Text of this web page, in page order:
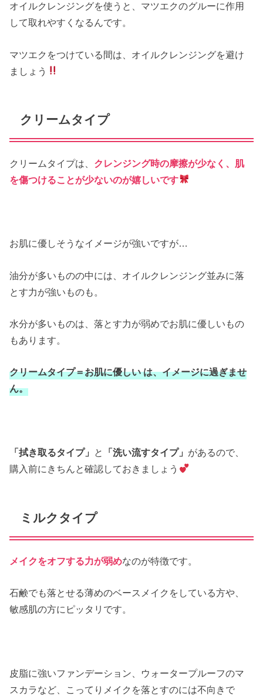
オイルクレンジングを使うと、マツエクのグルーに作用
して取れやすくなるんです。
マツエクをつけている間は、オイルクレンジングを避け
ましょう
クリームタイプ
クリームタイプは、 クレンジング時の摩擦が少なく、肌
を傷つけることが少ないのが嬉しいです
お肌に優しそうなイメージが強いですが…
油分が多いものの中には、オイルクレンジング並みに落
とす力が強いものも。
水分が多いものは、落とす力が弱めでお肌に優しいもの
もあります。
クリームタイプ＝お肌に優しい は、イメージに過ぎませ
ん。
「拭き取るタイプ」 と 「洗い流すタイプ」 があるので、
購入前にきちんと確認しておきましょう
ミルクタイプ
メイクをオフする力が弱めなのが特徴です。
石鹸でも落とせる薄めのベースメイクをしている方や、
敏感肌の方にピッタリです。
皮脂に強いファンデーション、ウォータープルーフのマ
スカラなど、こってりメイクを落とすのには不向きで